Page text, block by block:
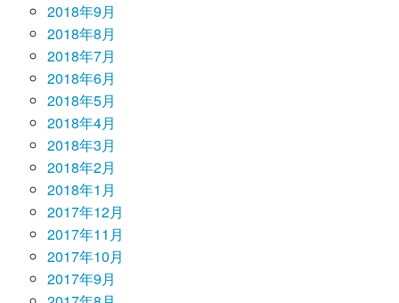
2018年9月
2018年8月
2018年7月
2018年6月
2018年5月
2018年4月
2018年3月
2018年2月
2018年1月
2017年12月
2017年11月
2017年10月
2017年9月